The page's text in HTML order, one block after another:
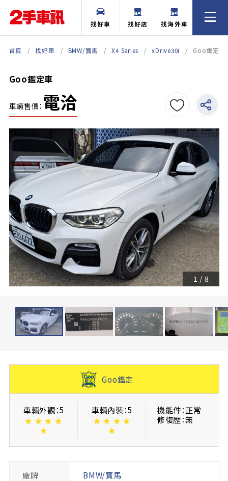
找好車 找好店 找海外車
首頁 找好車 BMW/寶馬 X4 Series xDrive30i Goo鑑定車
Goo鑑定車
車輛售價： 電洽
1 / 8
Goo鑑定
車輛外觀：5
★ ★ ★ ★
★
車輛內裝：5
★ ★ ★ ★
★
機能件：正常
修復歴：無
廠牌 BMW/寶馬